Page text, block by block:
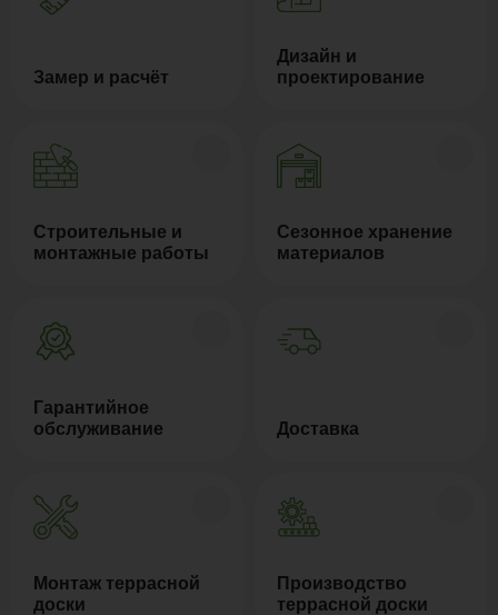
Замер и расчёт
Дизайн и
проектирование
Строительные и
монтажные работы
Сезонное хранение
материалов
Гарантийное
обслуживание
Доставка
Монтаж террасной
доски
Производство
террасной доски